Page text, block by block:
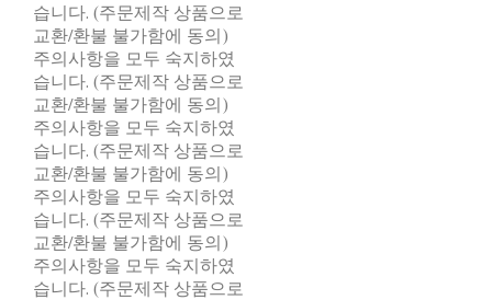
습니다. (주문제작 상품으로
교환/환불 불가함에 동의)
주의사항을 모두 숙지하였
습니다. (주문제작 상품으로
교환/환불 불가함에 동의)
주의사항을 모두 숙지하였
습니다. (주문제작 상품으로
교환/환불 불가함에 동의)
주의사항을 모두 숙지하였
습니다. (주문제작 상품으로
교환/환불 불가함에 동의)
주의사항을 모두 숙지하였
습니다. (주문제작 상품으로